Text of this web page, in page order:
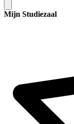
Mijn Studiezaal